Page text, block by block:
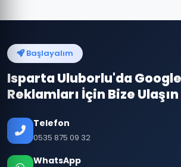
Başlayalım
Isparta Uluborlu'da
Reklamları İçin Bize Ulaşın
Telefon
0535 875 09 32
WhatsApp